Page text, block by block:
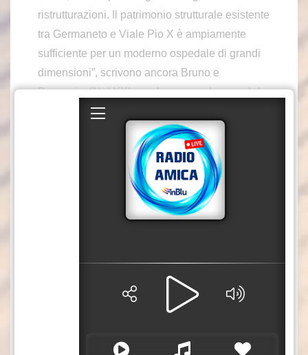
ristrutturazioni. Il patrimonio strutturale esistente
tra Germaneto e Viale Pio X è ampiamente
sufficiente per un moderno ospedale di grandi
dimensioni”, scrivono ancora Bruno e
Puzzonia. “Nel XXI secolo un grande ospedale
non si costruisce con cemento e mattoni, ma
con tecnologia e professionalità. Tutte le risorse
disponibili – e quelle che ancora si possono
reperire – devono essere destinate a
informatica, digitalizzazione, robotica,
intelligenza artificiale e accoglienza
formazione qualificata alle nuove generazioni
di medici e operatori, che vanno anche
incentivati economicamente.
e strutturale dell’Azienda, superando la storica